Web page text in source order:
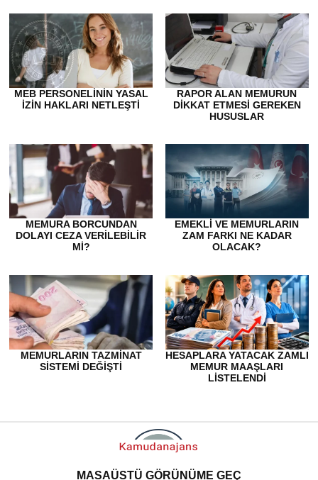
MEB PERSONELININ YASAL
İZIN HAKLARI NETLEŞTI
RAPOR ALAN MEMURUN
DİKKAT ETMESİ GEREKEN
HUSUSLAR
MEMURA BORCUNDAN
DOLAYI CEZA VERILEBILIR
MI?
EMEKLI VE MEMURLARIN
ZAM FARKI NE KADAR
OLACAK?
MEMURLARIN TAZMINAT
SISTEMI DEĞIŞTI
HESAPLARA YATACAK ZAMLI
MEMUR MAAŞLARI
LISTELENDI
MASAÜSTÜ GÖRÜNÜME GEÇ